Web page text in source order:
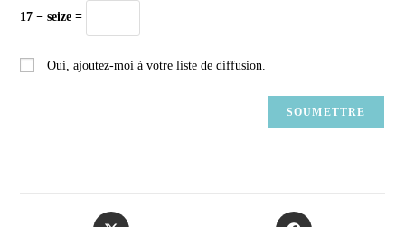
17 − seize =
Oui, ajoutez-moi à votre liste de diffusion.